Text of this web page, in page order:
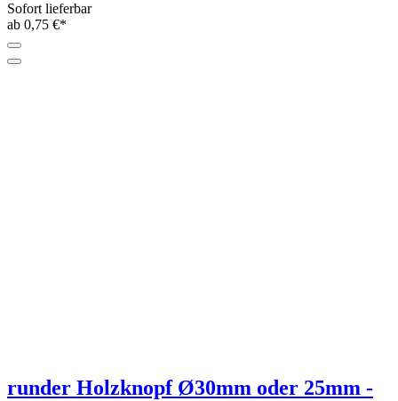
Sofort lieferbar
ab 0,75 €*
runder Holzknopf Ø30mm oder 25mm -